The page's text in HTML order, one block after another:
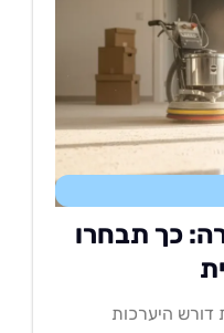
תבחרו